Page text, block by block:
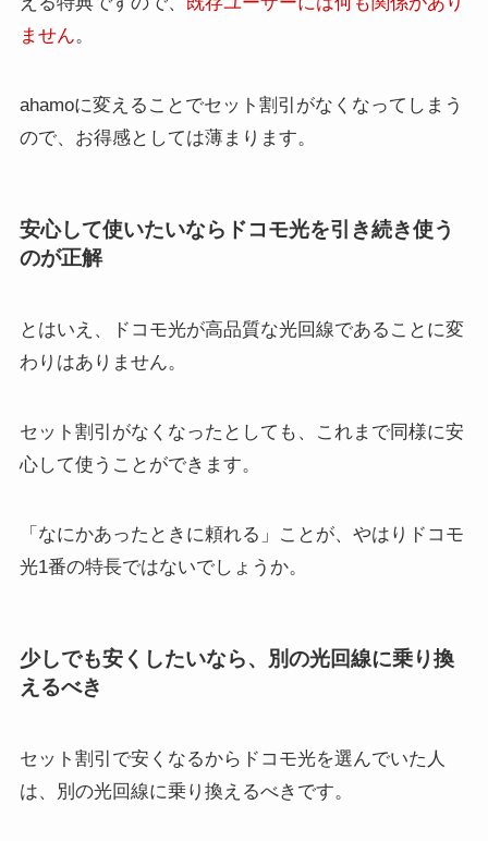
ません。
ahamoに変えることでセット割引がなくなってしまう
ので、お得感としては薄まります。
安心して使いたいならドコモ光を引き続き使う
のが正解
とはいえ、ドコモ光が高品質な光回線であることに変
わりはありません。
セット割引がなくなったとしても、これまで同様に安
心して使うことができます。
「なにかあったときに頼れる」ことが、やはりドコモ
光1番の特長ではないでしょうか。
少しでも安くしたいなら、別の光回線に乗り換
えるべき
セット割引で安くなるからドコモ光を選んでいた人
は、別の光回線に乗り換えるべきです。